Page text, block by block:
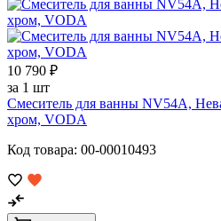
10 790 ₽
за 1 шт
Смеситель для ванны NV54A,
хром, VODA
Код товара: 00-00010493